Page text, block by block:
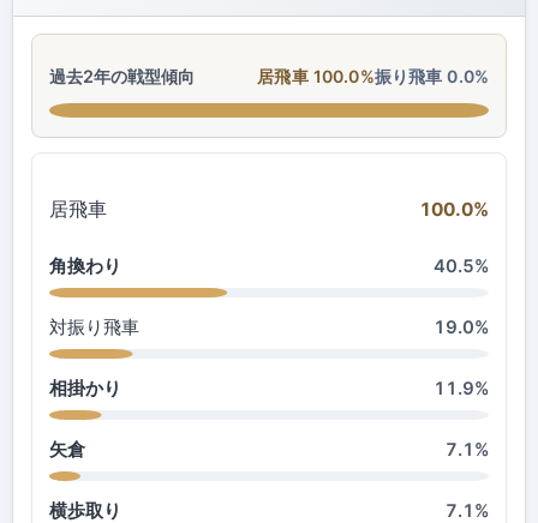
過去2年の戦型傾向 居飛車 100.0%振り飛車 0.0%
居飛車 100.0%
角換わり 40.5%
対振り飛車 19.0%
相掛かり 11.9%
矢倉 7.1%
横歩取り 7.1%